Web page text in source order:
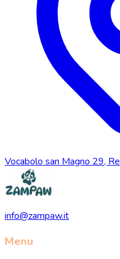
Vocabolo san Magno 29,
info@zampaw.it
Menu